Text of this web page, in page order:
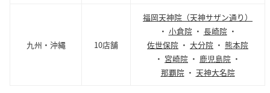
九州・沖縄 10店舗
福岡天神院（天神サザン通り）
・ 小倉院 ・ 長崎院 ・
佐世保院 ・ 大分院 ・ 熊本院
・ 宮崎院 ・ 鹿児島院 ・
那覇院 ・ 天神大名院